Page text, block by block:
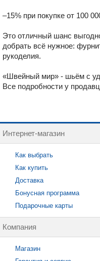
–15% при покупке от 100
Это отличный шанс
добрать всё нужное:
рукоделия.
«Швейный мир» - шьём с
Все подробности у
Интернет-магазин
Как выбрать
Как купить
Доставка
Бонусная программа
Подарочные карты
Компания
Магазин